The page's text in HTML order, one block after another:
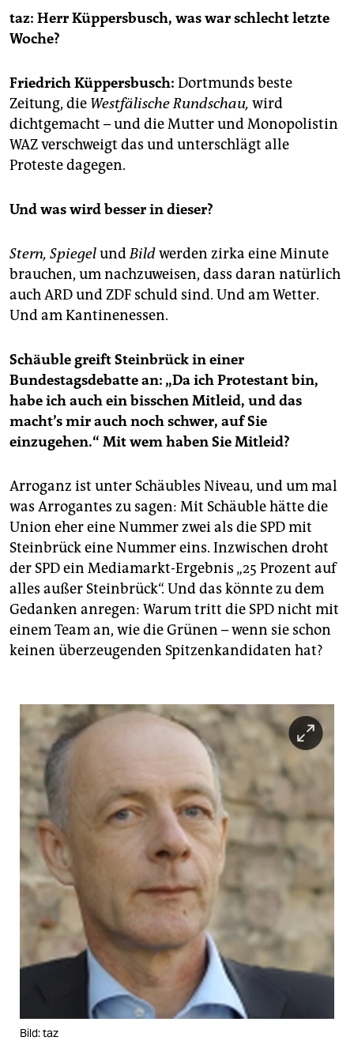
abo
genossenschaft
taz: Herr Küppersbusch, was war schlecht letzte
Woche?
Friedrich Küppersbusch: Dortmunds beste
Zeitung, die Westfälische Rundschau, wird
dichtgemacht – und die Mutter und Monopolistin
WAZ verschweigt das und unterschlägt alle
Proteste dagegen.
Und was wird besser in dieser?
Stern, SpiegelundBildwerden zirka eine Minute
brauchen, um nachzuweisen, dass daran natürlich
auch ARD und ZDF schuld sind. Und am Wetter.
Und am Kantinenessen.
Schäuble greift Steinbrück in einer
Bundestagsdebatte an: „Da ich Protestant bin,
habe ich auch ein bisschen Mitleid, und das
macht’s mir auch noch schwer, auf Sie
einzugehen.“ Mit wem haben Sie Mitleid?
Arroganz ist unter Schäubles Niveau, und um mal
was Arrogantes zu sagen: Mit Schäuble hätte die
Union eher eine Nummer zwei als die SPD mit
Steinbrück eine Nummer eins. Inzwischen droht
der SPD ein Mediamarkt-Ergebnis „25 Prozent auf
alles außer Steinbrück“. Und das könnte zu dem
Gedanken anregen: Warum tritt die SPD nicht mit
einem Team an, wie die Grünen – wenn sie schon
keinen überzeugenden Spitzenkandidaten hat?
Bild: taz